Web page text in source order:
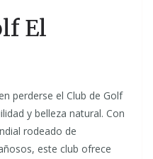
El
perderse el Club de Golf
y belleza natural. Con
rodeado de
este club ofrece